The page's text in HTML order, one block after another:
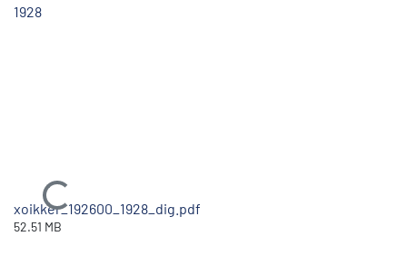
1928
Ladataan...
xoikker_192600_1928_dig.pdf
52.51 MB